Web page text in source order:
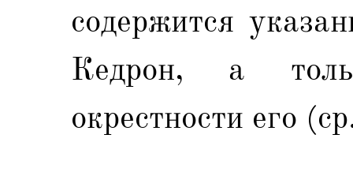
содержится
Кедрон, а
окрестности его